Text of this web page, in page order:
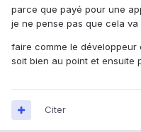
parce que payé pour une
je ne pense pas que cela
faire comme le
soit bien au point et ensuite
Citer